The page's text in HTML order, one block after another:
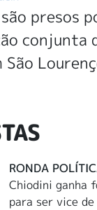
presos
conjunta
São
RONDA
Chiodini ganha
para ser vice de